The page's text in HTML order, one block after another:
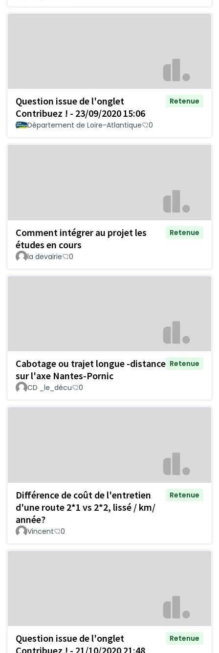
Question issue de l'onglet
Contribuez ! - 23/09/2020 15:06
Retenue
Département de Loire-Atlantique 0
Comment intégrer au projet les
études en cours
Retenue
la devairie 0
Cabotage ou trajet longue -distance
sur l'axe Nantes-Pornic
Retenue
CD _le_décu 0
Différence de coût de l'entretien
d'une route 2*1 vs 2*2, lissé / km/
année?
Retenue
Vincent 0
Question issue de l'onglet
Contribuez ! - 21/10/2020 21:48
Retenue